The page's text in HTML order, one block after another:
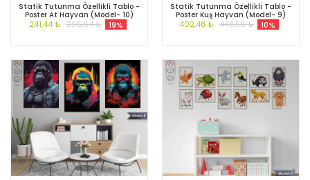
Statik Tutunma Özellikli Tablo -
Poster At Hayvan (Model- 10)
241,44 ₺ 296,64 ₺ 19%
Statik Tutunma Özellikli Tablo -
Poster Kuş Hayvan (Model- 9)
402,48 ₺ 448,56 ₺ 10%